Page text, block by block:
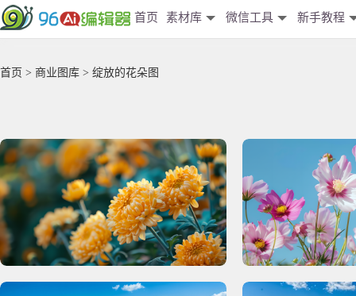
首页 素材库 微信工具 新手教程
首页 > 商业图库 > 绽放的花朵图